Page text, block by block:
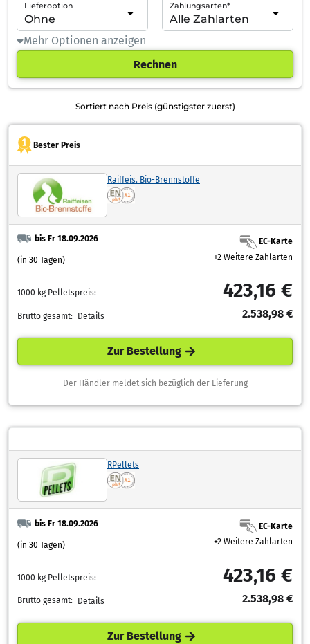
Lieferoption Zahlungsarten*
Mehr Optionen anzeigen
Rechnen
Sortiert nach Preis (günstigster zuerst)
Bester Preis
Raiffeis. Bio-Brennstoffe
bis Fr 18.09.2026
(in 30 Tagen)
EC-Karte
+2 Weitere Zahlarten
1000 kg Pelletspreis: 423,16 €
Brutto gesamt: Details 2.538,98 €
Zur Bestellung
Der Händler meldet sich bezüglich der Lieferung
RPellets
bis Fr 18.09.2026
(in 30 Tagen)
EC-Karte
+2 Weitere Zahlarten
1000 kg Pelletspreis: 423,16 €
Brutto gesamt: Details 2.538,98 €
Zur Bestellung